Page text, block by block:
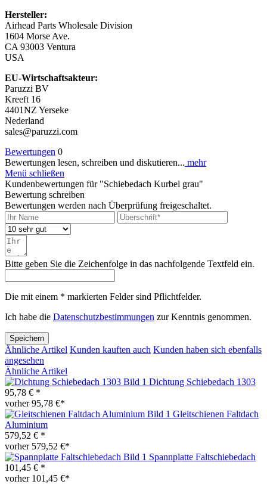
Hersteller:
Airhead Parts Wholesale Division
1604 Morse Ave.
CA 93003 Ventura
USA
EU-Wirtschaftsakteur:
Paruzzi BV
Kreeft 16
4401NZ Yerseke
Nederland
sales@paruzzi.com
Bewertungen 0
Bewertungen lesen, schreiben und diskutieren... mehr
Menü schließen
Kundenbewertungen für "Schiebedach Kurbel grau"
Bewertung schreiben
Bewertungen werden nach Überprüfung freigeschaltet.
Bitte geben Sie die Zeichenfolge in das nachfolgende Textfeld ein.
Die mit einem * markierten Felder sind Pflichtfelder.
Ich habe die Datenschutzbestimmungen zur Kenntnis genommen.
Speichern
Ähnliche Artikel Kunden kauften auch Kunden haben sich ebenfalls
angesehen
Ähnliche Artikel
Dichtung Schiebedach 1303
95,78 € *
vorher 95,78 €*
Gleitschienen Faltdach
Aluminium
579,52 € *
vorher 579,52 €*
Spannplatte Faltschiebedach
101,45 € *
vorher 101,45 €*